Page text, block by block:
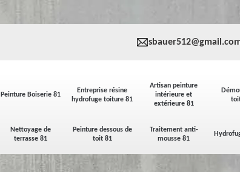
Peinture Boiserie 81
Entreprise résine
hydrofuge toiture 81
Artisan peinture
intérieure et
extérieure 81
Nettoyage de
terrasse 81
Peinture dessous de
toit 81
Traitement anti-
mousse 81